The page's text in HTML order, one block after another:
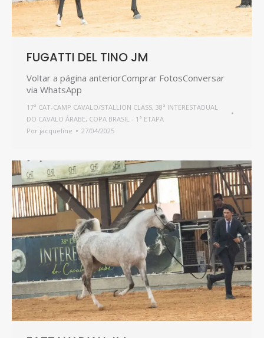
FUGATTI DEL TINO JM
Voltar a página anteriorComprar FotosConversar
via WhatsApp
17ª CAT-CAMP CAVALO/STALLION CLASS, 38ª INTERESTADUAL
DO CAVALO ÁRABE, COPA BRASIL - 1ª ETAPA
Por jacqueline 27/04/2025